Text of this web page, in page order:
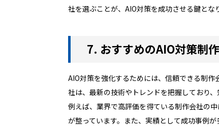
社を選ぶことが、AIO対策を成功させる鍵とな
7. おすすめのAIO対策制
AIO対策を強化するためには、信頼できる制
社は、最新の技術やトレンドを把握しており、
例えば、業界で高評価を得ている制作会社の
が整っています。また、実績として成功事例